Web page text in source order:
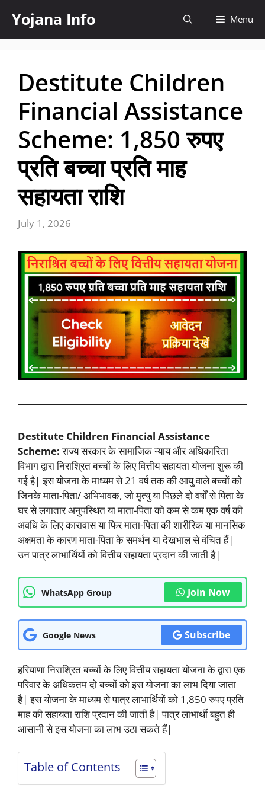
content
Yojana Info Menu
Destitute Children
Financial Assistance
Scheme: 1,850 रुपए
प्रति बच्चा प्रति माह
सहायता राशि
July 1, 2026
Destitute Children Financial Assistance
Scheme:राज्य सरकार के सामाजिक न्याय और अधिकारिता
विभाग द्वारा निराश्रित बच्चों के लिए वित्तीय सहायता योजना शुरू की
गई है| इस योजना के माध्यम से 21 वर्ष तक की आयु वाले बच्चों को
जिनके माता-पिता/ अभिभावक, जो मृत्यु या पिछले दो वर्षों से पिता के
घर से लगातार अनुपस्थित या माता-पिता को कम से कम एक वर्ष की
अवधि के लिए कारावास या फिर माता-पिता की शारीरिक या मानसिक
अक्षमता के कारण माता-पिता के समर्थन या देखभाल से वंचित हैं|
उन पात्र लाभार्थियों को वित्तीय सहायता प्रदान की जाती है|
WhatsApp Group Join Now
Google News Subscribe
हरियाणा निराश्रित बच्चों के लिए वित्तीय सहायता योजना के द्वारा एक
परिवार के अधिकतम दो बच्चों को इस योजना का लाभ दिया जाता
है| इस योजना के माध्यम से पात्र लाभार्थियों को 1,850 रुपए प्रति
माह की सहायता राशि प्रदान की जाती है| पात्र लाभार्थी बहुत ही
आसानी से इस योजना का लाभ उठा सकते हैं|
Table of Contents